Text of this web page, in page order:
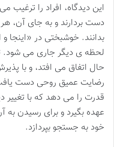
این دیدگاه، افراد را ترغیب
دست بردارند و به جای آن،
بدانند. خوشبختی در «اینجا
لحظه ی دیگر جاری می شود.
حال اتفاق می افتد، و با
رضایت عمیق روحی دست
قدرت را می دهد که با
عهده بگیرد و برای رسیدن به
خود به جستجو بپردازد.